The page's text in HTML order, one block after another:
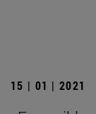
15 | 01 | 2021